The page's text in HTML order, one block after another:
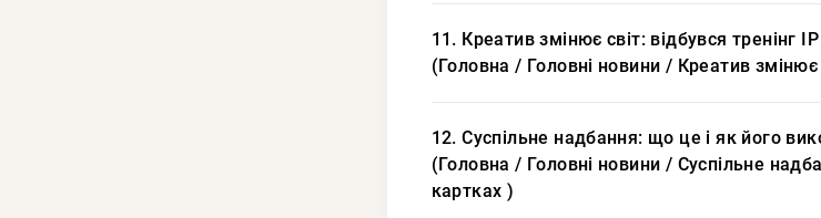
11. Креатив змінює світ: відбувся тренінг
(Головна / Головні новини / Креатив
12. Суспільне надбання: що це і як його
(Головна / Головні новини / Суспільне
картках )